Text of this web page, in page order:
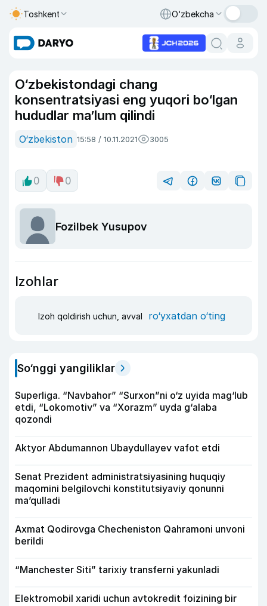
Toshkent O‘zbekcha
O‘zbekistondagi chang
konsentratsiyasi eng yuqori bo‘lgan
hududlar ma’lum qilindi
O‘zbekiston 15:58 / 10.11.2021 3005
0 0
Fozilbek Yusupov
Izohlar
Izoh qoldirish uchun, avval ro‘yxatdan o‘ting
So‘nggi yangiliklar
Superliga. “Navbahor” “Surxon”ni o‘z uyida mag‘lub
etdi, “Lokomotiv” va “Xorazm” uyda g‘alaba
qozondi
Aktyor Abdu­mannon Ubaydullayev vafot etdi
Senat Prezident administratsiyasining huquqiy
maqomini belgilovchi konstitutsiyaviy qonunni
ma’qulladi
Axmat Qodirovga Checheniston Qahramoni unvoni
berildi
“Manchester Siti” tarixiy transferni yakunladi
Elektromobil xaridi uchun avtokredit foizining bir